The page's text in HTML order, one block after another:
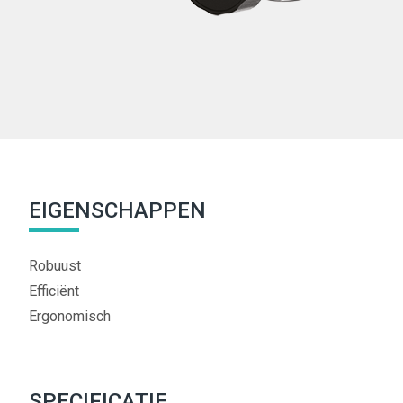
EIGENSCHAPPEN
Robuust
Efficiënt
Ergonomisch